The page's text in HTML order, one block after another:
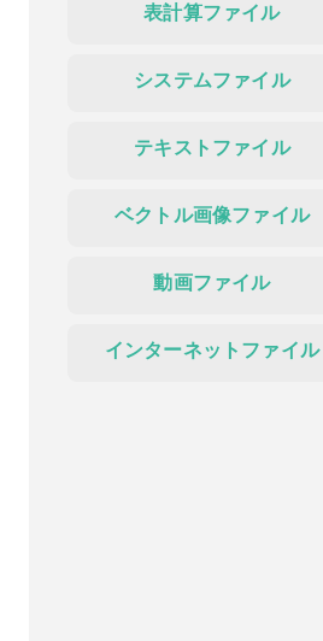
表計算ファイル
システムファイル
テキストファイル
ベクトル画像ファイル
動画ファイル
インターネットファイル